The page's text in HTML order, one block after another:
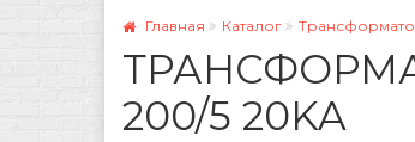
Главная Каталог
200/5 20KA